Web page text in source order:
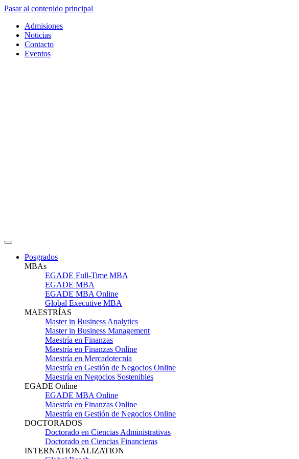
Pasar al contenido principal
Admisiones
Noticias
Contacto
Eventos
Posgrados
MBAs
EGADE Full-Time MBA
EGADE MBA
EGADE MBA Online
Global Executive MBA
MAESTRÍAS
Master in Business Analytics
Master in Business Management
Maestría en Finanzas
Maestría en Finanzas Online
Maestría en Mercadotecnia
Maestría en Gestión de Negocios Online
Maestría en Negocios Sostenibles
EGADE Online
EGADE MBA Online
Maestría en Finanzas Online
Maestría en Gestión de Negocios Online
DOCTORADOS
Doctorado en Ciencias Administrativas
Doctorado en Ciencias Financieras
INTERNATIONALIZATION